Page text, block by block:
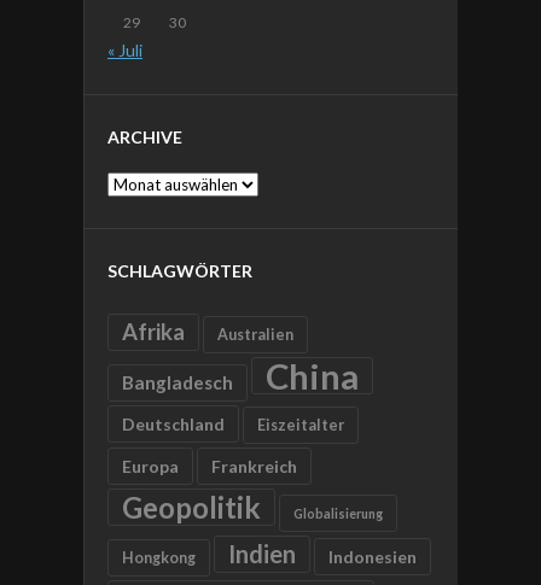
29
30
« Juli
ARCHIVE
Archive
SCHLAGWÖRTER
Afrika Australien
Bangladesch China
Deutschland Eiszeitalter
Europa Frankreich
Geopolitik Globalisierung
Hongkong Indien Indonesien